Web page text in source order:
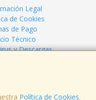
Política de Cookies.
Legal
de Cookies
de Pago
Técnico
y Descargas